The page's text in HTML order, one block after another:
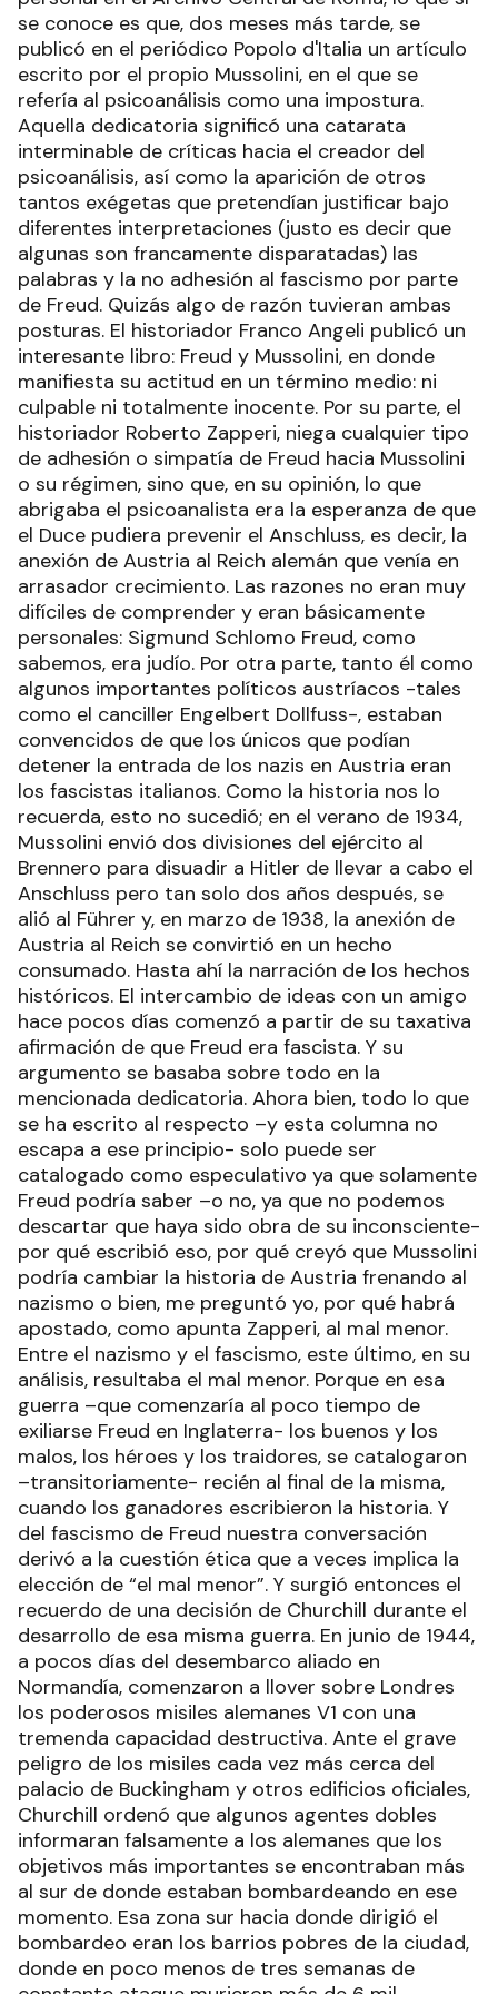
se conoce es que, dos meses más tarde, se
publicó en el periódico Popolo d'Italia un artículo
escrito por el propio Mussolini, en el que se
refería al psicoanálisis como una impostura.
Aquella dedicatoria significó una catarata
interminable de críticas hacia el creador del
psicoanálisis, así como la aparición de otros
tantos exégetas que pretendían justificar bajo
diferentes interpretaciones (justo es decir que
algunas son francamente disparatadas) las
palabras y la no adhesión al fascismo por parte
de Freud. Quizás algo de razón tuvieran ambas
posturas. El historiador Franco Angeli publicó un
interesante libro: Freud y Mussolini, en donde
manifiesta su actitud en un término medio: ni
culpable ni totalmente inocente. Por su parte, el
historiador Roberto Zapperi, niega cualquier tipo
de adhesión o simpatía de Freud hacia Mussolini
o su régimen, sino que, en su opinión, lo que
abrigaba el psicoanalista era la esperanza de que
el Duce pudiera prevenir el Anschluss, es decir, la
anexión de Austria al Reich alemán que venía en
arrasador crecimiento. Las razones no eran muy
difíciles de comprender y eran básicamente
personales: Sigmund Schlomo Freud, como
sabemos, era judío. Por otra parte, tanto él como
algunos importantes políticos austríacos -tales
como el canciller Engelbert Dollfuss-, estaban
convencidos de que los únicos que podían
detener la entrada de los nazis en Austria eran
los fascistas italianos. Como la historia nos lo
recuerda, esto no sucedió; en el verano de 1934,
Mussolini envió dos divisiones del ejército al
Brennero para disuadir a Hitler de llevar a cabo el
Anschluss pero tan solo dos años después, se
alió al Führer y, en marzo de 1938, la anexión de
Austria al Reich se convirtió en un hecho
consumado. Hasta ahí la narración de los hechos
históricos. El intercambio de ideas con un amigo
hace pocos días comenzó a partir de su taxativa
afirmación de que Freud era fascista. Y su
argumento se basaba sobre todo en la
mencionada dedicatoria. Ahora bien, todo lo que
se ha escrito al respecto –y esta columna no
escapa a ese principio- solo puede ser
catalogado como especulativo ya que solamente
Freud podría saber –o no, ya que no podemos
descartar que haya sido obra de su inconsciente-
por qué escribió eso, por qué creyó que Mussolini
podría cambiar la historia de Austria frenando al
nazismo o bien, me preguntó yo, por qué habrá
apostado, como apunta Zapperi, al mal menor.
Entre el nazismo y el fascismo, este último, en su
análisis, resultaba el mal menor. Porque en esa
guerra –que comenzaría al poco tiempo de
exiliarse Freud en Inglaterra- los buenos y los
malos, los héroes y los traidores, se catalogaron
–transitoriamente- recién al final de la misma,
cuando los ganadores escribieron la historia. Y
del fascismo de Freud nuestra conversación
derivó a la cuestión ética que a veces implica la
elección de “el mal menor”. Y surgió entonces el
recuerdo de una decisión de Churchill durante el
desarrollo de esa misma guerra. En junio de 1944,
a pocos días del desembarco aliado en
Normandía, comenzaron a llover sobre Londres
los poderosos misiles alemanes V1 con una
tremenda capacidad destructiva. Ante el grave
peligro de los misiles cada vez más cerca del
palacio de Buckingham y otros edificios oficiales,
Churchill ordenó que algunos agentes dobles
informaran falsamente a los alemanes que los
objetivos más importantes se encontraban más
al sur de donde estaban bombardeando en ese
momento. Esa zona sur hacia donde dirigió el
bombardeo eran los barrios pobres de la ciudad,
donde en poco menos de tres semanas de